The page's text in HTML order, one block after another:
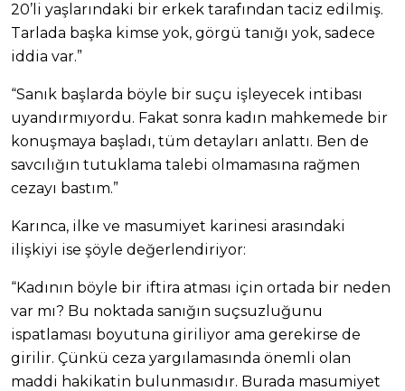
20’li yaşlarındaki bir erkek tarafından taciz edilmiş.
Tarlada başka kimse yok, görgü tanığı yok, sadece
iddia var.”
“Sanık başlarda böyle bir suçu işleyecek intibası
uyandırmıyordu. Fakat sonra kadın mahkemede bir
konuşmaya başladı, tüm detayları anlattı. Ben de
savcılığın tutuklama talebi olmamasına rağmen
cezayı bastım.”
Karınca, ilke ve masumiyet karinesi arasındaki
ilişkiyi ise şöyle değerlendiriyor:
“Kadının böyle bir iftira atması için ortada bir neden
var mı? Bu noktada sanığın suçsuzluğunu
ispatlaması boyutuna giriliyor ama gerekirse de
girilir. Çünkü ceza yargılamasında önemli olan
maddi hakikatin bulunmasıdır. Burada masumiyet